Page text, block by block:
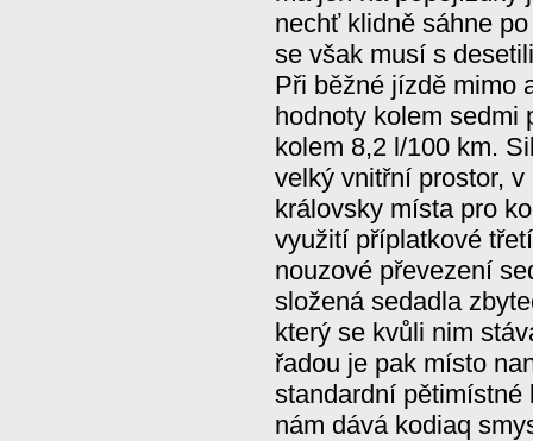
nechť klidně sáhne
se však musí s
Při běžné jízdě mimo
hodnoty kolem sedmi
kolem 8,2 l/100 km.
velký vnitřní prostor,
královsky místa pro
využití příplatkové
nouzové převezení
složená sedadla
který se kvůli nim
řadou je pak místo
standardní pětimístné
nám dává kodiaq